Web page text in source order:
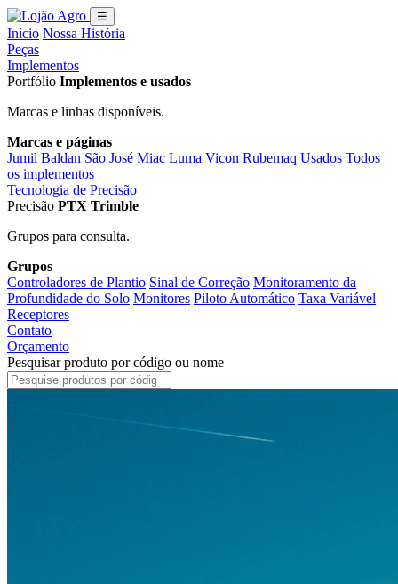
☰
Início Nossa História
Peças
Implementos
Portfólio Implementos e usados
Marcas e linhas disponíveis.
Marcas e páginas
Jumil Baldan São José Miac Luma Vicon Rubemaq Usados Todos
os implementos
Tecnologia de Precisão
Precisão PTX Trimble
Grupos para consulta.
Grupos
Controladores de Plantio Sinal de Correção Monitoramento da
Profundidade do Solo Monitores Piloto Automático Taxa Variável
Receptores
Contato
Orçamento
Pesquisar produto por código ou nome